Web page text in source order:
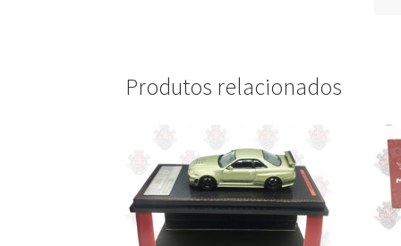
Produtos relacionados